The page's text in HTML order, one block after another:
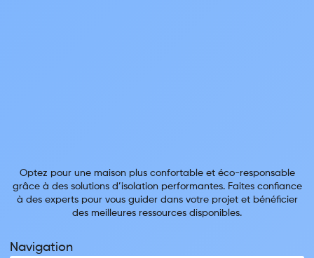
Optez pour une maison plus confortable et éco-responsable
grâce à des solutions d’isolation performantes. Faites confiance
à des experts pour vous guider dans votre projet et bénéficier
des meilleures ressources disponibles.
Navigation